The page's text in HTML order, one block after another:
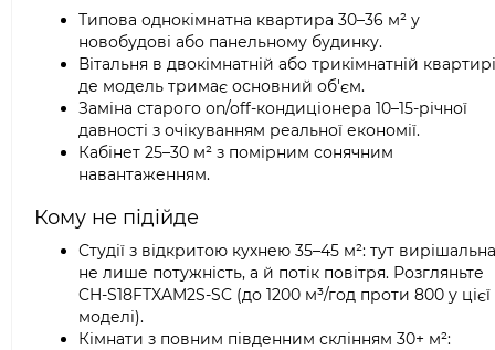
Типова однокімнатна квартира 30–36 м² у
новобудові або панельному будинку.
Вітальня в двокімнатній або трикімнатній
де модель тримає основний об'єм.
Заміна старого on/off-кондиціонера 10–15-річної
давності з очікуванням реальної економії.
Кабінет 25–30 м² з помірним сонячним
навантаженням.
Кому не підійде
Студії з відкритою кухнею 35–45 м²: тут вирішальна
не лише потужність, а й потік повітря. Розгляньте
CH-S18FTXAM2S-SC (до 1200 м³/год проти 800 у цієї
моделі).
Кімнати з повним південним склінням 30+ м²: